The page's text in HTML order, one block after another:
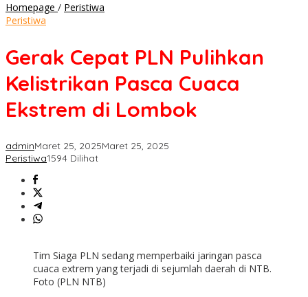
Homepage / Peristiwa
Kelistrikan
Cuaca
di
Peristiwa
Gerak Cepat PLN Pulihkan
Kelistrikan Pasca Cuaca
Ekstrem di Lombok
adminMaret 25, 2025Maret 25, 2025
Peristiwa1594 Dilihat
Tim Siaga PLN sedang memperbaiki jaringan pasca
cuaca extrem yang terjadi di sejumlah daerah di NTB.
Foto (PLN NTB)